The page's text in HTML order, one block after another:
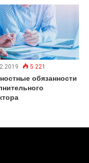
5 221
обязанности